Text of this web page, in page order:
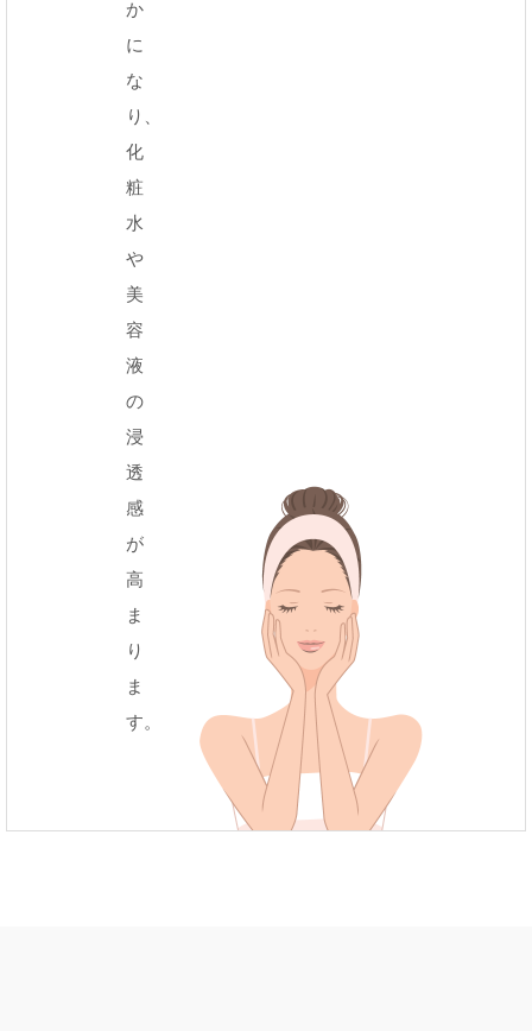
か
に
な
り、
化
粧
水
や
美
容
液
の
浸
透
感
が
高
ま
り
ま
す。